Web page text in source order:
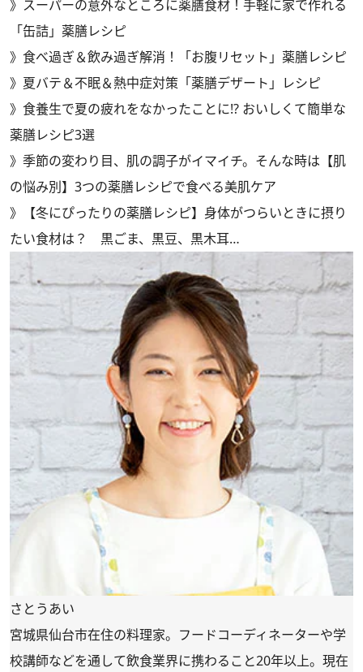
》 スーパーの意外なところに薬膳食材！手軽に家で作れる
「缶詰」薬膳レシピ
》 食べ過ぎ＆飲み過ぎ解消！「お腹リセット」薬膳レシピ
》 夏バテ＆不眠＆熱中症対策「薬膳デザート」レシピ
》 食養生で夏の疲れをなかったことに!? おいしくて簡単な
薬膳レシピ3選
》 季節の変わり目、肌の調子がイマイチ。そんな時は【肌
の悩み別】3つの薬膳レシピで食べる美肌ケア
》
【冬にぴったりの薬膳レシピ】身体がつらいときに摂り
たい食材は？ 黒ごま、黒豆、黒木耳…
さとうあい
宮城県仙台市在住の料理家。フードコーディネーターや学
校講師などを通して飲食業界に携わること20年以上。現在